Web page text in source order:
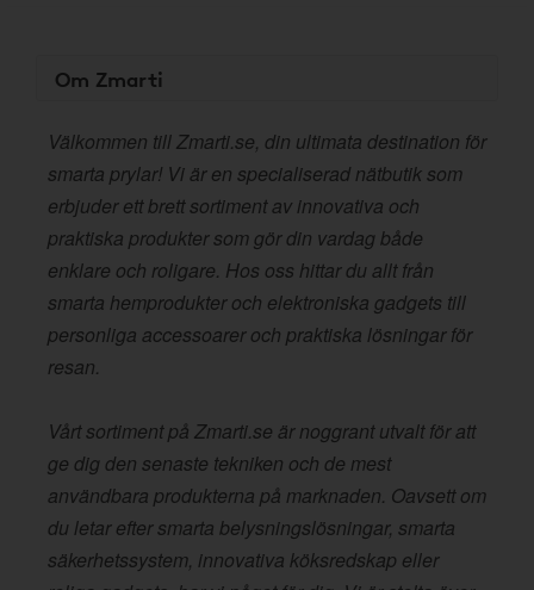
Om Zmarti
Välkommen till Zmarti.se, din ultimata destination för
smarta prylar! Vi är en specialiserad nätbutik som
erbjuder ett brett sortiment av innovativa och
praktiska produkter som gör din vardag både
enklare och roligare. Hos oss hittar du allt från
smarta hemprodukter och elektroniska gadgets till
personliga accessoarer och praktiska lösningar för
resan.
Vårt sortiment på Zmarti.se är noggrant utvalt för att
ge dig den senaste tekniken och de mest
användbara produkterna på marknaden. Oavsett om
du letar efter smarta belysningslösningar, smarta
säkerhetssystem, innovativa köksredskap eller